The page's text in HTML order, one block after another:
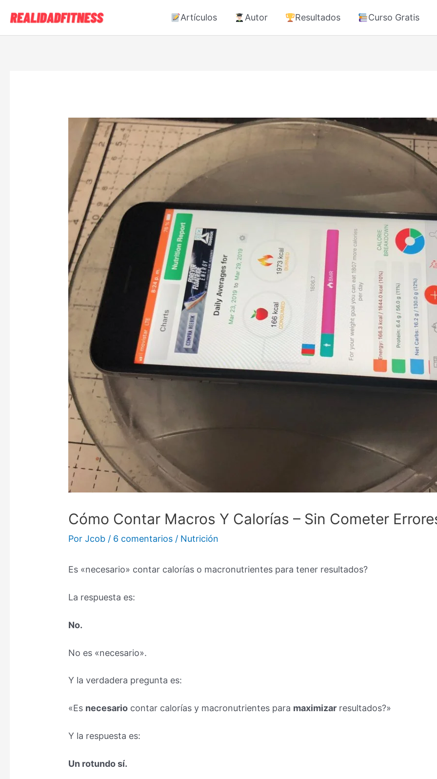
Artículos Autor Resultados Curso Gratis
Cómo Contar Macros Y Calorías – Sin Cometer
PorJcob / 6 comentarios / Nutrición
Es «necesario» contar calorías o macronutrientes para tener resultados?
La respuesta es:
No.
No es «necesario».
Y la verdadera pregunta es:
«Es necesario contar calorías y macronutrientes para maximizar resultados?»
Y la respuesta es:
Un rotundo sí.